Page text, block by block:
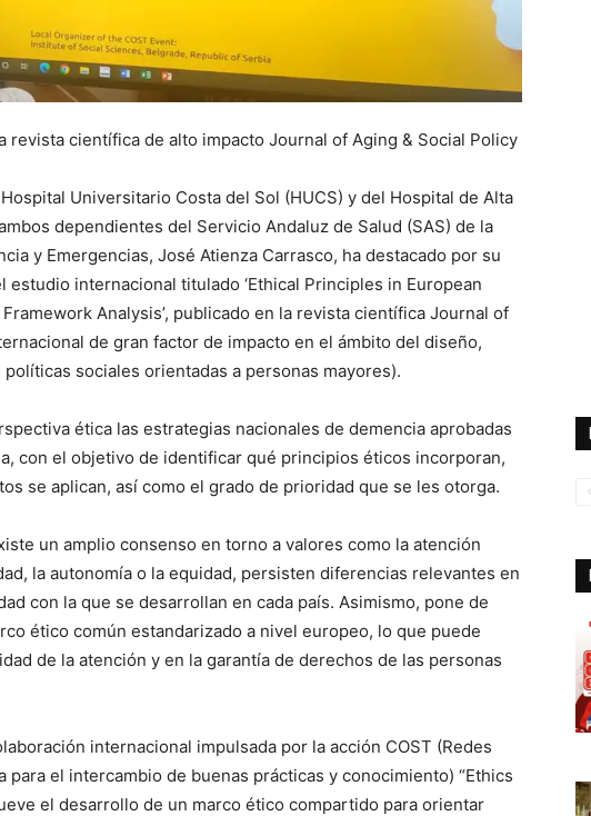
revista científica de alto impacto Journal of Aging & Social Policy
Universitario Costa del Sol (HUCS) y del Hospital de Alta
dependientes del Servicio Andaluz de Salud (SAS) de la
y Emergencias, José Atienza Carrasco, ha destacado por su
internacional titulado ‘Ethical Principles in European
Analysis’, publicado en la revista científica Journal of
de gran factor de impacto en el ámbito del diseño,
sociales orientadas a personas mayores).
ética las estrategias nacionales de demencia aprobadas
con el objetivo de identificar qué principios éticos incorporan,
se aplican, así como el grado de prioridad que se les otorga.
un amplio consenso en torno a valores como la atención
la autonomía o la equidad, persisten diferencias relevantes en
con la que se desarrollan en cada país. Asimismo, pone de
ético común estandarizado a nivel europeo, lo que puede
de la atención y en la garantía de derechos de las personas
internacional impulsada por la acción COST (Redes
para el intercambio de buenas prácticas y conocimiento) “Ethics
el desarrollo de un marco ético compartido para orientar